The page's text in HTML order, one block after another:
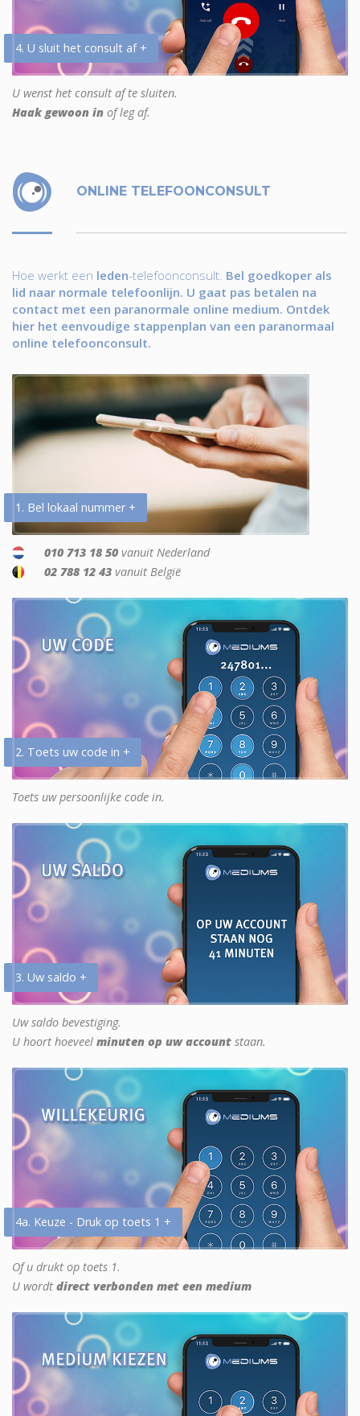
4. U sluit het consult af +
U wenst het consult af te sluiten.
Haak gewoon in of leg af.
ONLINE TELEFOONCONSULT
Hoe werkt een leden-telefoonconsult. Bel goedkoper als
lid naar normale telefoonlijn. U gaat pas betalen na
contact met een paranormale online medium. Ontdek
hier het eenvoudige stappenplan van een paranormaal
online telefoonconsult.
1. Bel lokaal nummer +
010 713 18 50 vanuit Nederland
02 788 12 43 vanuit België
2. Toets uw code in +
Toets uw persoonlijke code in.
3. Uw saldo +
Uw saldo bevestiging.
U hoort hoeveel minuten op uw account staan.
4a. Keuze - Druk op toets 1 +
Of u drukt op toets 1.
U wordt direct verbonden met een medium